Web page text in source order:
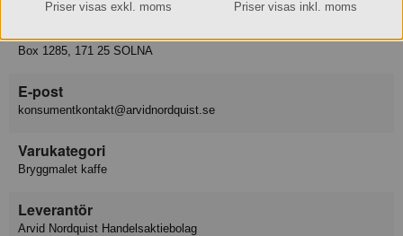
Box 1285, 171 25 SOLNA
E-post
konsumentkontakt@arvidnordquist.se
Varukategori
Bryggmalet kaffe
Leverantör
Arvid Nordquist Handelsaktiebolag
Priser visas exkl. moms Priser visas inkl. moms